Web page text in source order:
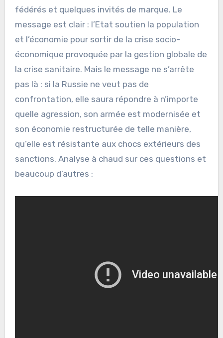
fédérés et quelques invités de marque. Le
message est clair : l’Etat soutien la population
et l’économie pour sortir de la crise socio-
économique provoquée par la gestion globale de
la crise sanitaire. Mais le message ne s’arrête
pas là : si la Russie ne veut pas de
confrontation, elle saura répondre à n’importe
quelle agression, son armée est modernisée et
son économie restructurée de telle manière,
qu’elle est résistante aux chocs extérieurs des
sanctions. Analyse à chaud sur ces questions et
beaucoup d’autres :